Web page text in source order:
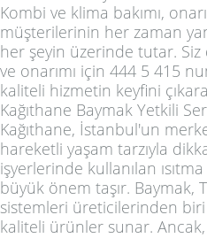
Kombi ve klima bakımı,
müşterilerinin her zaman
her şeyin üzerinde tutar. Siz
ve onarımı için 444 5 415
kaliteli hizmetin keyfini
Kağıthane Baymak Yetkili
Kağıthane, İstanbul'un
hareketli yaşam tarzıyla
işyerlerinde kullanılan
büyük önem taşır. Baymak,
sistemleri üreticilerinden biri
kaliteli ürünler sunar.